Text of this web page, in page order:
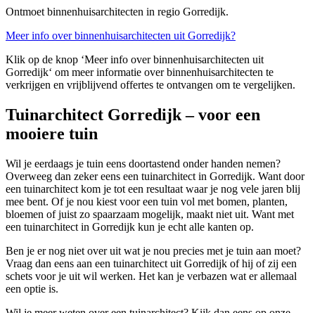
Ontmoet binnenhuisarchitecten in regio Gorredijk.
Meer info over binnenhuisarchitecten uit Gorredijk?
Klik op de knop ‘Meer info over binnenhuisarchitecten uit
Gorredijk‘ om meer informatie over binnenhuisarchitecten te
verkrijgen en vrijblijvend offertes te ontvangen om te vergelijken.
Tuinarchitect Gorredijk – voor een
mooiere tuin
Wil je eerdaags je tuin eens doortastend onder handen nemen?
Overweeg dan zeker eens een tuinarchitect in Gorredijk. Want door
een tuinarchitect kom je tot een resultaat waar je nog vele jaren blij
mee bent. Of je nou kiest voor een tuin vol met bomen, planten,
bloemen of juist zo spaarzaam mogelijk, maakt niet uit. Want met
een tuinarchitect in Gorredijk kun je echt alle kanten op.
Ben je er nog niet over uit wat je nou precies met je tuin aan moet?
Vraag dan eens aan een tuinarchitect uit Gorredijk of hij of zij een
schets voor je uit wil werken. Het kan je verbazen wat er allemaal
een optie is.